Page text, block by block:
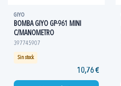
GIYO
BOMBA GIYO GP-961 MINI
C/MANOMETRO
397745907
Sin stock
10,76 €